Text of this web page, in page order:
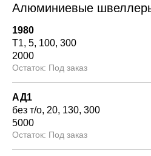
Алюминиевые
1980
Т1 5 100 300
2000
Под заказ
АД1
без т/о 20 130 300
5000
Под заказ